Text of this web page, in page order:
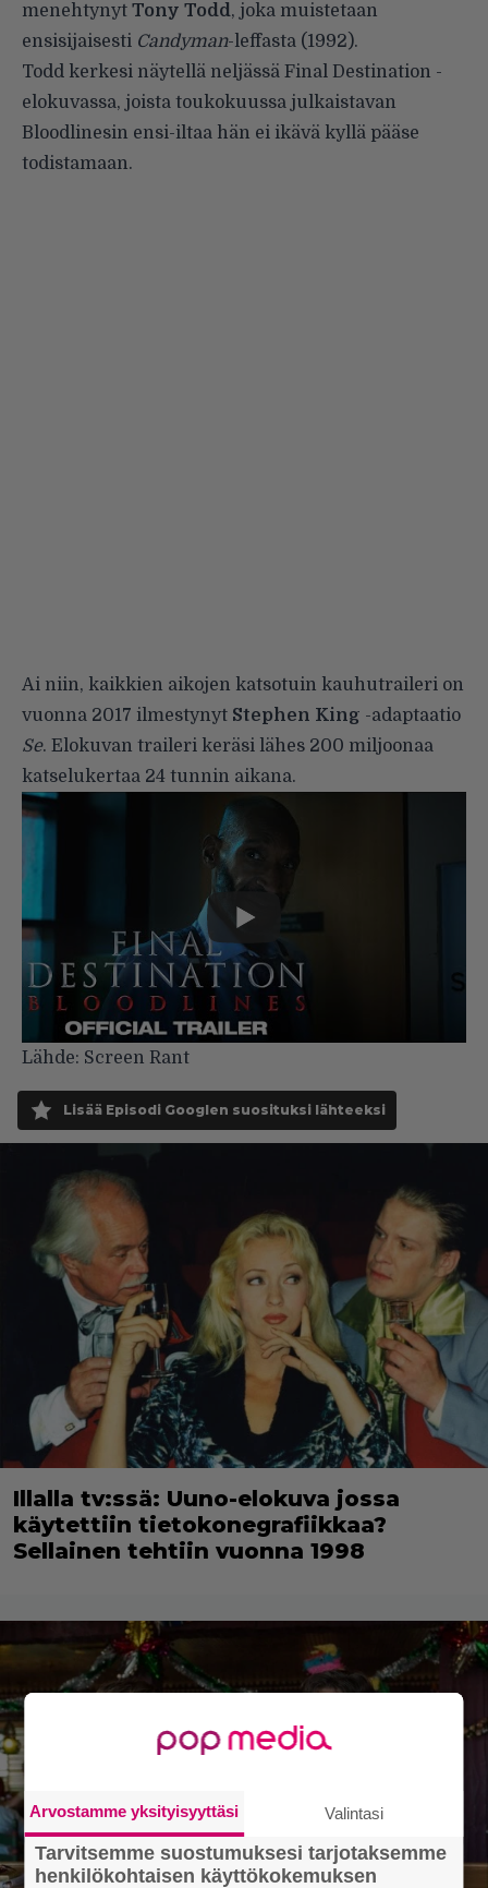
menehtynyt Tony Todd, joka muistetaan
ensisijaisesti Candyman-leffasta (1992).
Todd kerkesi näytellä neljässä Final Destination -
elokuvassa, joista toukokuussa julkaistavan
Bloodlinesin ensi-iltaa hän ei ikävä kyllä pääse
todistamaan.
Ai niin, kaikkien aikojen katsotuin kauhutraileri on
vuonna 2017 ilmestynyt Stephen King -adaptaatio
Se. Elokuvan traileri keräsi lähes 200 miljoonaa
katselukertaa 24 tunnin aikana.
Lähde: Screen Rant
Lisää Episodi Googlen suosituksi lähteeksi
Illalla tv:ssä: Uuno-elokuva jossa
käytettiin tietokonegrafiikkaa?
Sellainen tehtiin vuonna 1998
Arvostamme yksityisyyttäsi Valintasi
Tarvitsemme suostumuksesi tarjotaksemme
henkilökohtaisen käyttökokemuksen